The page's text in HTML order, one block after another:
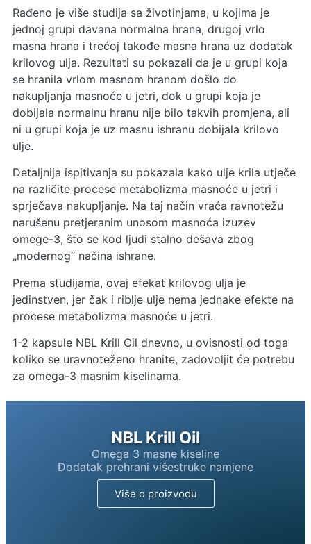
Rađeno je više studija sa životinjama, u kojima je
jednoj grupi davana normalna hrana, drugoj vrlo
masna hrana i trećoj takođe masna hrana uz dodatak
krilovog ulja. Rezultati su pokazali da je u grupi koja
se hranila vrlom masnom hranom došlo do
nakupljanja masnoće u jetri, dok u grupi koja je
dobijala normalnu hranu nije bilo takvih promjena, ali
ni u grupi koja je uz masnu ishranu dobijala krilovo
ulje.
Detaljnija ispitivanja su pokazala kako ulje krila utječe
na različite procese metabolizma masnoće u jetri i
sprječava nakupljanje. Na taj način vraća ravnotežu
narušenu pretjeranim unosom masnoća izuzev
omege-3, što se kod ljudi stalno dešava zbog
„modernog“ načina ishrane.
Prema studijama, ovaj efekat krilovog ulja je
jedinstven, jer čak i riblje ulje nema jednake efekte na
procese metabolizma masnoće u jetri.
1-2 kapsule NBL Krill Oil dnevno, u ovisnosti od toga
koliko se uravnoteženo hranite, zadovoljit će potrebu
za omega-3 masnim kiselinama.
NBL Krill Oil
Omega 3 masne kiseline
Dodatak prehrani višestruke namjene
Više o proizvodu